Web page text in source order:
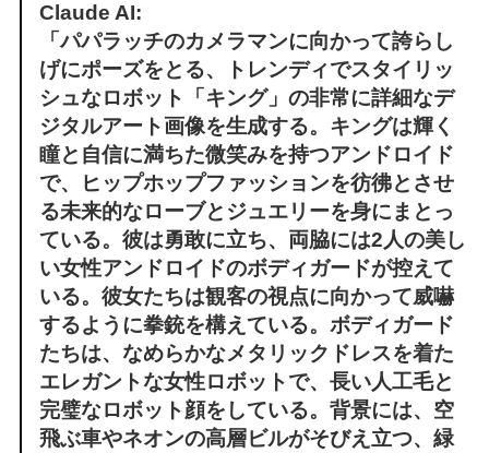
Claude AI:
「パパラッチのカメラマンに向かって誇らし
げにポーズをとる、トレンディでスタイリッ
シュなロボット「キング」の非常に詳細なデ
ジタルアート画像を生成する。キングは輝く
瞳と自信に満ちた微笑みを持つアンドロイド
で、ヒップホップファッションを彷彿とさせ
る未来的なローブとジュエリーを身にまとっ
ている。彼は勇敢に立ち、両脇には2人の美し
い女性アンドロイドのボディガードが控えて
いる。彼女たちは観客の視点に向かって威嚇
するように拳銃を構えている。ボディガード
たちは、なめらかなメタリックドレスを着た
エレガントな女性ロボットで、長い人工毛と
完璧なロボット顔をしている。背景には、空
飛ぶ車やネオンの高層ビルがそびえ立つ、緑